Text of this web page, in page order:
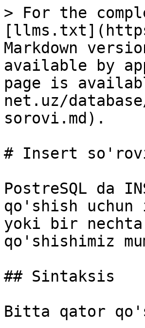
> For the
Markdown
available by
page is
net.uz/
sorovi.md).
# Insert
PostreSQL da
qo'shish
yoki bir
qo'shishimiz
## Sintaksis
Bitta qator